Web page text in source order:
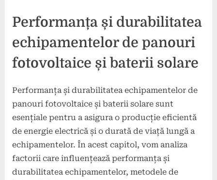
Performanța și durabilitatea
echipamentelor de panouri
fotovoltaice și baterii solare
Performanța și durabilitatea echipamentelor de
panouri fotovoltaice și baterii solare sunt
esențiale pentru a asigura o producție eficientă
de energie electrică și o durată de viață lungă a
echipamentelor. În acest capitol, vom analiza
factorii care influențează performanța și
durabilitatea echipamentelor, metodele de